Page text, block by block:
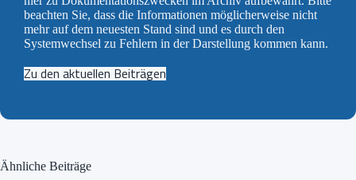
beachten Sie, dass die Informationen möglicherweise nicht
mehr auf dem neuesten Stand sind und es durch den
Systemwechsel zu Fehlern in der Darstellung kommen kann.
Zu den aktuellen Beiträgen
Ähnliche Beiträge